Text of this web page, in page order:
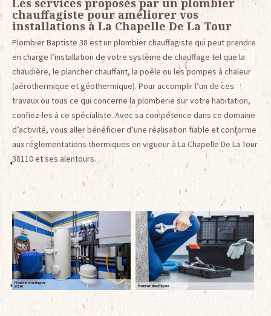
chauffagiste pour améliorer vos
installations à La Chapelle De La Tour
Plombier Baptiste 38 est un plombier chauffagiste qui peut prendre
en charge l’installation de votre système de chauffage tel que la
chaudière, le plancher chauffant, la poêle ou les pompes à chaleur
(aérothermique et géothermique). Pour accomplir l’un de ces
travaux ou tous ce qui concerne la plomberie sur votre habitation,
confiez-les à ce spécialiste. Avec sa compétence dans ce domaine
d’activité, vous aller bénéficier d’une réalisation fiable et conforme
aux réglementations thermiques en vigueur à La Chapelle De La Tour
38110 et ses alentours.